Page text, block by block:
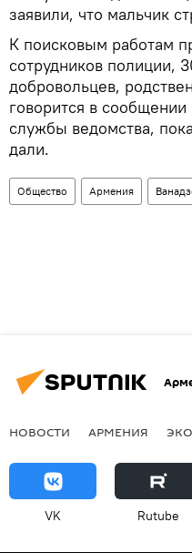
заявили, что мальчик
К поисковым работам
сотрудников полиции,
добровольцев,
говорится в
службы ведомства,
дали.
Общество Армения
НОВОСТИ АРМЕНИЯ
VK Rutube